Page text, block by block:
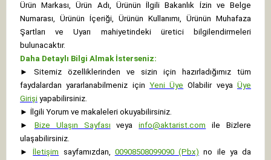
Ürün Markası, Ürün Adı, Ürünün İlgili Bakanlık İzin ve Belge
Numarası, Ürünün İçeriği, Ürünün Kullanımı, Ürünün Muhafaza
Şartları ve Uyarı mahiyetindeki üretici bilgilendirmeleri
bulunacaktır.
Daha Detaylı Bilgi Almak İsterseniz:
►
Sitemiz özelliklerinden ve sizin için hazırladığımız tüm
faydalardan yararlanabilmeniz için Yeni Üye Olabilir veyaÜye
Girişi yapabilirsiniz.
► İlgili Yorum ve makaleleri okuyabilirsiniz.
►
Bize Ulaşın Sayfası veya info@aktarist.com
ile Bizlere
ulaşabilirsiniz.
►
İletişim sayfamızdan, 00908508099090 (Pbx) no ile ya da